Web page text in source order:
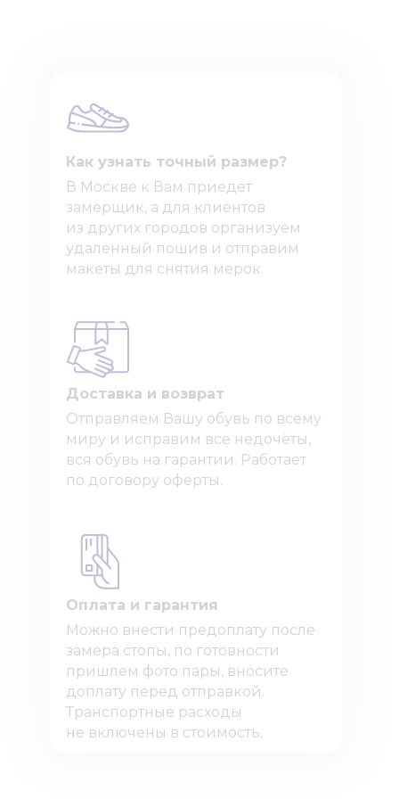
Доставка и возврат
В Москве к Вам приедет
замерщик, а для клиентов
из других городов организуем
удаленный пошив и отправим
макеты для снятия мерок.
Как узнать точный размер?
Отправляем Вашу обувь по всему
миру и исправим все недочёты,
вся обувь на гарантии. Работает
по договору оферты.
Оплата и гарантия
Можно внести предоплату после
замера стопы, по готовности
пришлем фото пары, вносите
доплату перед отправкой.
Транспортные расходы
не включены в стоимость.